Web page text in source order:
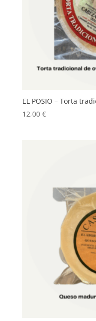
EL POSIO – Torta
12,00 €